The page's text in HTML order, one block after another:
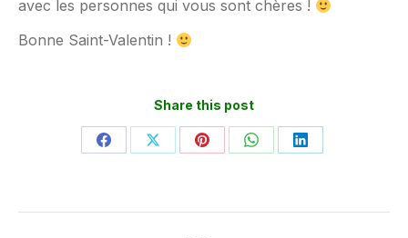
avec les personnes qui vous sont chères !
Bonne Saint-Valentin !
Share this post
PartagerPartagerPartagerPartagerPartager